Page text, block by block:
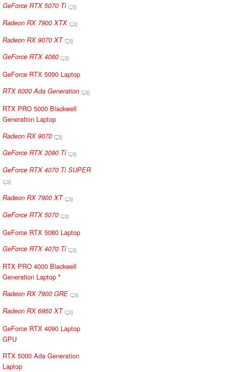
GeForce RTX 5070 Ti
Radeon RX 7900 XTX
Radeon RX 9070 XT
GeForce RTX 4080
GeForce RTX 5090 Laptop
RTX 6000 Ada Generation
RTX PRO 5000 Blackwell
Generation Laptop
Radeon RX 9070
GeForce RTX 3090 Ti
GeForce RTX 4070 Ti SUPER
Radeon RX 7900 XT
GeForce RTX 5070
GeForce RTX 5080 Laptop
GeForce RTX 4070 Ti
RTX PRO 4000 Blackwell
Generation Laptop *
Radeon RX 7900 GRE
Radeon RX 6950 XT
GeForce RTX 4090 Laptop
GPU
RTX 5000 Ada Generation
Laptop